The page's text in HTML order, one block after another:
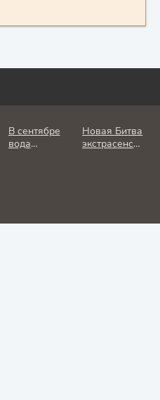
В сентябре
вода
Новая Битва
экстрасенсов